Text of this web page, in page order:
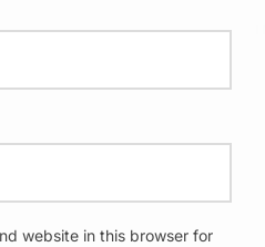
website in this browser for